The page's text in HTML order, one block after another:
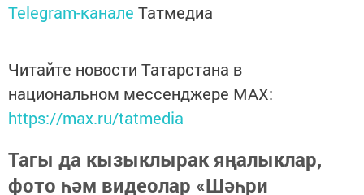
Telegram-канале Татмедиа
Читайте новости Татарстана в
национальном мессенджере MАХ:
https://max.ru/tatmedia
Тагы да кызыклырак яңалыклар,
фото һәм видеолар «Шәһри